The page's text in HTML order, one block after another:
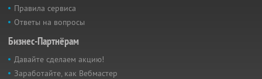
Правила сервиса
Ответы на вопросы
Бизнес-Партнёрам
Давайте сделаем акцию!
Заработайте, как Вебмастер